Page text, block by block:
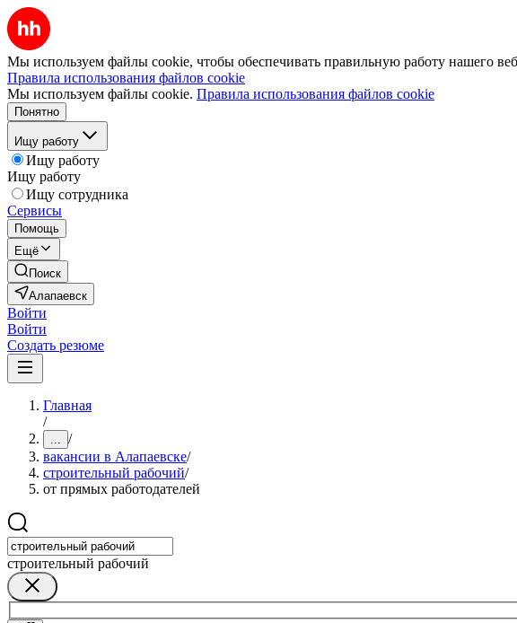
Мы используем файлы cookie, чтобы обеспечивать правильную работу нашего
Правила использования файлов cookie
Мы используем файлы cookie. Правила использования файлов cookie
Понятно
Ищу работу
Ищу работу
Ищу работу
Ищу сотрудника
Сервисы
Помощь
Ещё
Поиск
Алапаевск
Войти
Войти
Создать резюме
Главная
/
... /
вакансии в Алапаевске/
строительный рабочий/
от прямых работодателей
строительный рабочий